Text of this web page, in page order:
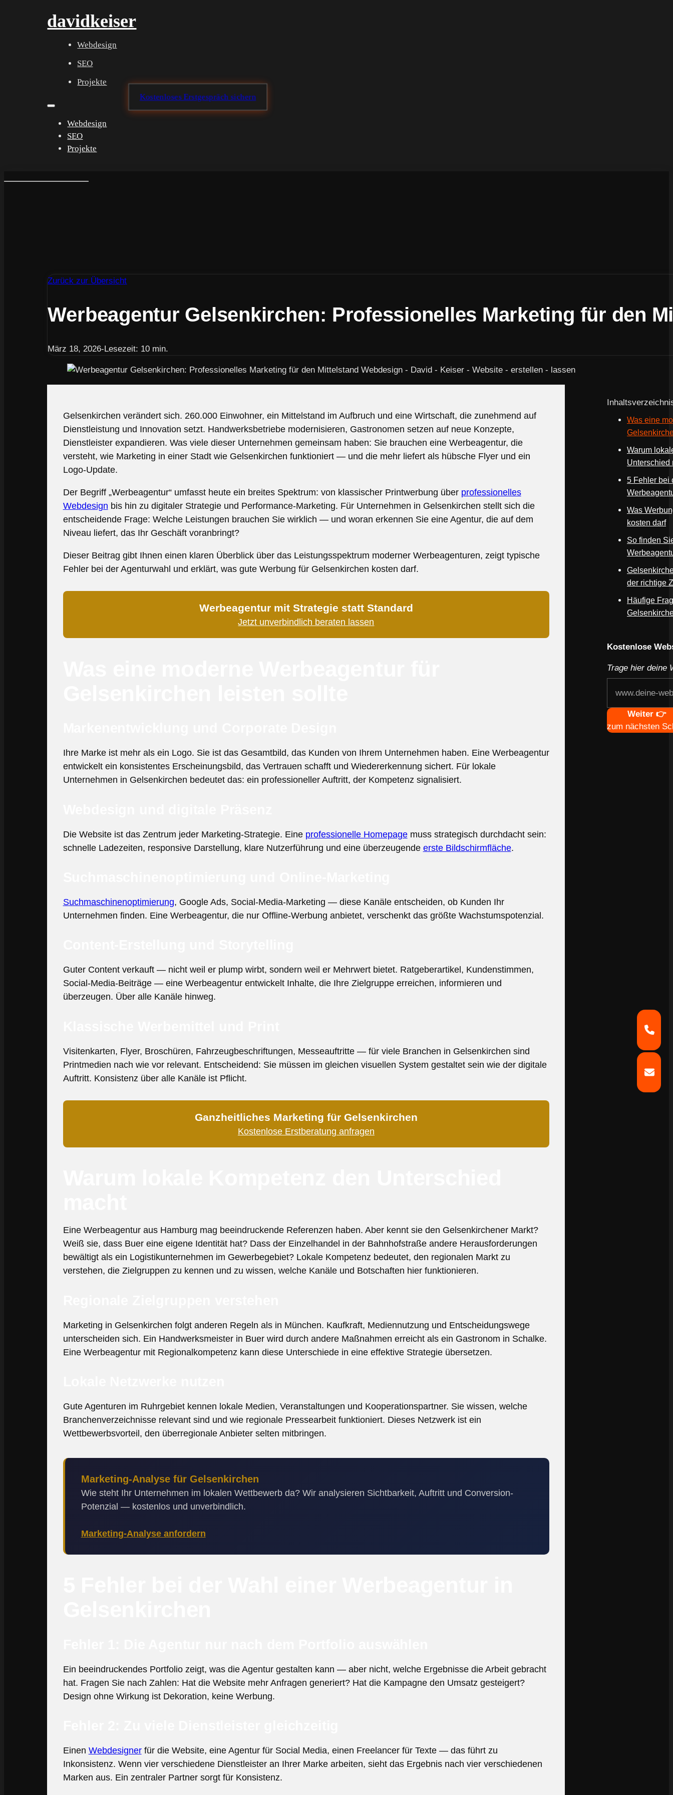
davidkeiser
Webdesign
SEO
Projekte
Webdesign
SEO
Projekte
Kostenloses Erstgespräch sichern
Zurück zur Übersicht
Werbeagentur Gelsenkirchen: Professionelles Marketing für den
März 18, 2026-Lesezeit: 10 min.
Gelsenkirchen verändert sich. 260.000 Einwohner, ein Mittelstand im Aufbruch und eine Wirtschaft, die zunehmend auf
Dienstleistung und Innovation setzt. Handwerksbetriebe modernisieren, Gastronomen setzen auf neue Konzepte,
Dienstleister expandieren. Was viele dieser Unternehmen gemeinsam haben: Sie brauchen eine Werbeagentur, die
versteht, wie Marketing in einer Stadt wie Gelsenkirchen funktioniert — und die mehr liefert als hübsche Flyer und ein
Logo-Update.
Der Begriff „Werbeagentur“ umfasst heute ein breites Spektrum: von klassischer Printwerbung über professionelles
Webdesign bis hin zu digitaler Strategie und Performance-Marketing. Für Unternehmen in Gelsenkirchen stellt sich die
entscheidende Frage: Welche Leistungen brauchen Sie wirklich — und woran erkennen Sie eine Agentur, die auf dem
Niveau liefert, das Ihr Geschäft voranbringt?
Dieser Beitrag gibt Ihnen einen klaren Überblick über das Leistungsspektrum moderner Werbeagenturen, zeigt typische
Fehler bei der Agenturwahl und erklärt, was gute Werbung für Gelsenkirchen kosten darf.
Werbeagentur mit Strategie statt Standard
Jetzt unverbindlich beraten lassen
Ihre Marke ist mehr als ein Logo. Sie ist das Gesamtbild, das Kunden von Ihrem Unternehmen haben. Eine Werbeagentur
entwickelt ein konsistentes Erscheinungsbild, das Vertrauen schafft und Wiedererkennung sichert. Für lokale
Unternehmen in Gelsenkirchen bedeutet das: ein professioneller Auftritt, der Kompetenz signalisiert.
Die Website ist das Zentrum jeder Marketing-Strategie. Eine professionelle Homepagemuss strategisch durchdacht sein:
schnelle Ladezeiten, responsive Darstellung, klare Nutzerführung und eine überzeugende erste Bildschirmfläche.
Suchmaschinenoptimierung, Google Ads, Social-Media-Marketing — diese Kanäle entscheiden, ob Kunden Ihr
Unternehmen finden. Eine Werbeagentur, die nur Offline-Werbung anbietet, verschenkt das größte Wachstumspotenzial.
Guter Content verkauft — nicht weil er plump wirbt, sondern weil er Mehrwert bietet. Ratgeberartikel, Kundenstimmen,
Social-Media-Beiträge — eine Werbeagentur entwickelt Inhalte, die Ihre Zielgruppe erreichen, informieren und
überzeugen. Über alle Kanäle hinweg.
Visitenkarten, Flyer, Broschüren, Fahrzeugbeschriftungen, Messeauftritte — für viele Branchen in Gelsenkirchen sind
Printmedien nach wie vor relevant. Entscheidend: Sie müssen im gleichen visuellen System gestaltet sein wie der digitale
Auftritt. Konsistenz über alle Kanäle ist Pflicht.
Ganzheitliches Marketing für Gelsenkirchen
Kostenlose Erstberatung anfragen
Eine Werbeagentur aus Hamburg mag beeindruckende Referenzen haben. Aber kennt sie den Gelsenkirchener Markt?
Weiß sie, dass Buer eine eigene Identität hat? Dass der Einzelhandel in der Bahnhofstraße andere Herausforderungen
bewältigt als ein Logistikunternehmen im Gewerbegebiet? Lokale Kompetenz bedeutet, den regionalen Markt zu
verstehen, die Zielgruppen zu kennen und zu wissen, welche Kanäle und Botschaften hier funktionieren.
Marketing in Gelsenkirchen folgt anderen Regeln als in München. Kaufkraft, Mediennutzung und Entscheidungswege
unterscheiden sich. Ein Handwerksmeister in Buer wird durch andere Maßnahmen erreicht als ein Gastronom in Schalke.
Eine Werbeagentur mit Regionalkompetenz kann diese Unterschiede in eine effektive Strategie übersetzen.
Gute Agenturen im Ruhrgebiet kennen lokale Medien, Veranstaltungen und Kooperationspartner. Sie wissen, welche
Branchenverzeichnisse relevant sind und wie regionale Pressearbeit funktioniert. Dieses Netzwerk ist ein
Wettbewerbsvorteil, den überregionale Anbieter selten mitbringen.
Marketing-Analyse für Gelsenkirchen
Wie steht Ihr Unternehmen im lokalen Wettbewerb da? Wir analysieren Sichtbarkeit, Auftritt und Conversion-
Potenzial — kostenlos und unverbindlich.
Marketing-Analyse anfordern
Ein beeindruckendes Portfolio zeigt, was die Agentur gestalten kann — aber nicht, welche Ergebnisse die Arbeit gebracht
hat. Fragen Sie nach Zahlen: Hat die Website mehr Anfragen generiert? Hat die Kampagne den Umsatz gesteigert?
Design ohne Wirkung ist Dekoration, keine Werbung.
Einen Webdesignerfür die Website, eine Agentur für Social Media, einen Freelancer für Texte — das führt zu
Inkonsistenz. Wenn vier verschiedene Dienstleister an Ihrer Marke arbeiten, sieht das Ergebnis nach vier verschiedenen
Marken aus. Ein zentraler Partner sorgt für Konsistenz.
Was eine
Warum
Unterschied
5 Fehler bei
Was
kosten darf
So finden
der richtige
Häufige
Kostenlose
Trage hier deine
NavigationWeiter 👉
zum nächsten